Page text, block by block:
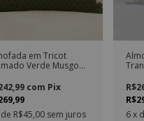
em Tricot
Verde Musgo
com Pix
R$45,00 sem juros 6 x